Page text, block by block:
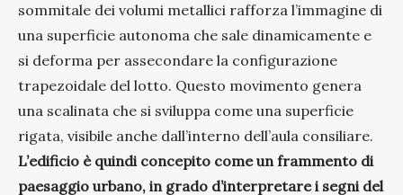
sommitale dei volumi metallici rafforza l’immagine di
una superficie autonoma che sale dinamicamente e
si deforma per assecondare la configurazione
trapezoidale del lotto. Questo movimento genera
una scalinata che si sviluppa come una superficie
rigata, visibile anche dall’interno dell’aula consiliare.
L’edificio è quindi concepito come un frammento di
paesaggio urbano, in grado d’interpretare i segni del